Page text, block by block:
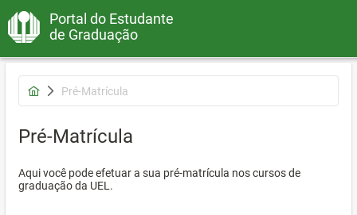
Portal do Estudante
de Graduação
Pré-Matrícula
Pré-Matrícula
Aqui você pode efetuar a sua pré-matrícula nos cursos de
graduação da UEL.